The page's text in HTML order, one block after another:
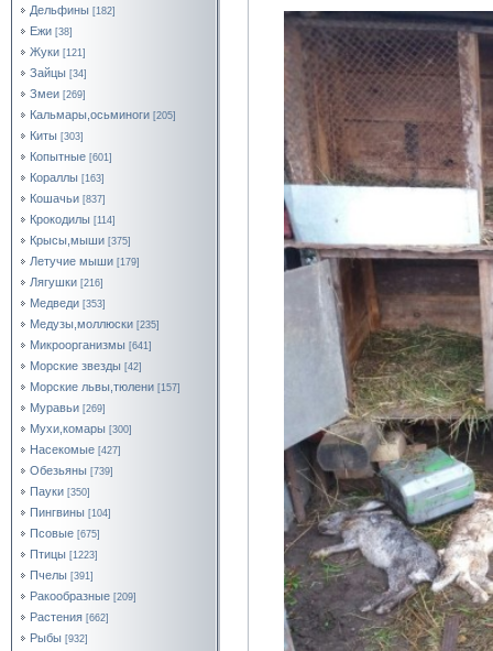
Дельфины [182]
Ежи [38]
Жуки [121]
Зайцы [34]
Змеи [269]
Кальмары,осьминоги [205]
Киты [303]
Копытные [601]
Кораллы [163]
Кошачьи [837]
Крокодилы [114]
Крысы,мыши [375]
Летучие мыши [179]
Лягушки [216]
Медведи [353]
Медузы,моллюски [235]
Микроорганизмы [641]
Морские звезды [42]
Морские львы,тюлени [157]
Муравьи [269]
Мухи,комары [300]
Насекомые [427]
Обезьяны [739]
Пауки [350]
Пингвины [104]
Псовые [675]
Птицы [1223]
Пчелы [391]
Ракообразные [209]
Растения [662]
Рыбы [932]